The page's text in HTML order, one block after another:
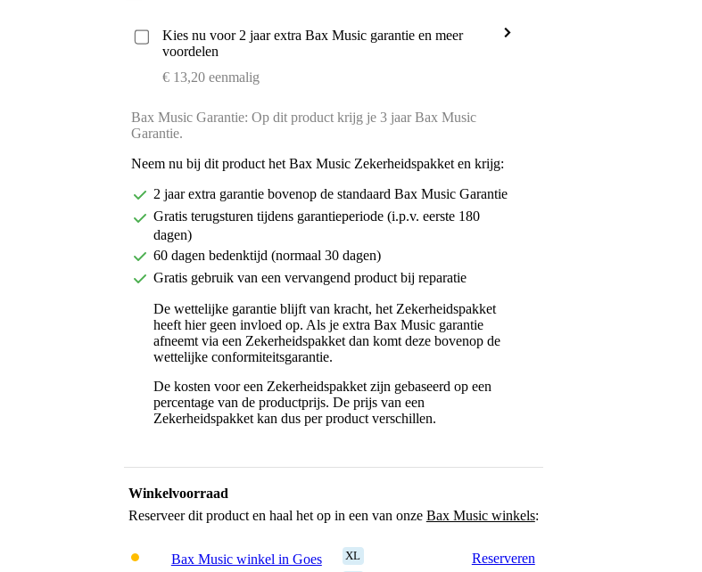
Kies nu voor 2 jaar extra Bax Music garantie en meer
voordelen
€ 13,20 eenmalig
Bax Music Garantie: Op dit product krijg je 3 jaar Bax Music
Garantie.
Neem nu bij dit product het Bax Music Zekerheidspakket en krijg:
2 jaar extra garantie bovenop de standaard Bax Music Garantie
Gratis terugsturen tijdens garantieperiode (i.p.v. eerste 180
dagen)
60 dagen bedenktijd (normaal 30 dagen)
Gratis gebruik van een vervangend product bij reparatie
De wettelijke garantie blijft van kracht, het Zekerheidspakket
heeft hier geen invloed op. Als je extra Bax Music garantie
afneemt via een Zekerheidspakket dan komt deze bovenop de
wettelijke conformiteitsgarantie.
De kosten voor een Zekerheidspakket zijn gebaseerd op een
percentage van de productprijs. De prijs van een
Zekerheidspakket kan dus per product verschillen.
Winkelvoorraad
Reserveer dit product en haal het op in een van onze Bax Music winkels:
Bax Music winkel in Goes XL
Reserveren